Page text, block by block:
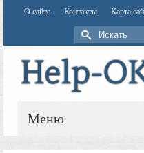
О сайте Контакты Карта
Меню